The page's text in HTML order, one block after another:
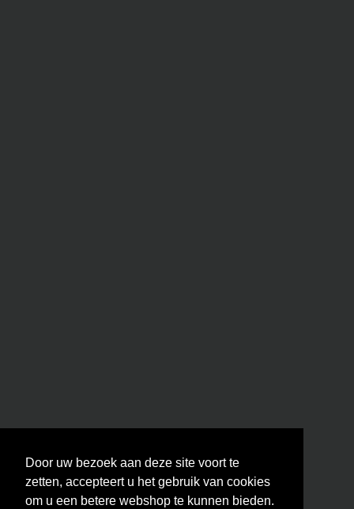
Door uw bezoek aan deze site voort te
zetten, accepteert u het gebruik van cookies
om u een betere webshop te kunnen bieden.